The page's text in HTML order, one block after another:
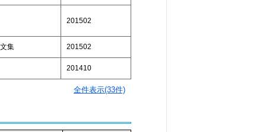
201502
集 201502
201410
全件表示(33件)